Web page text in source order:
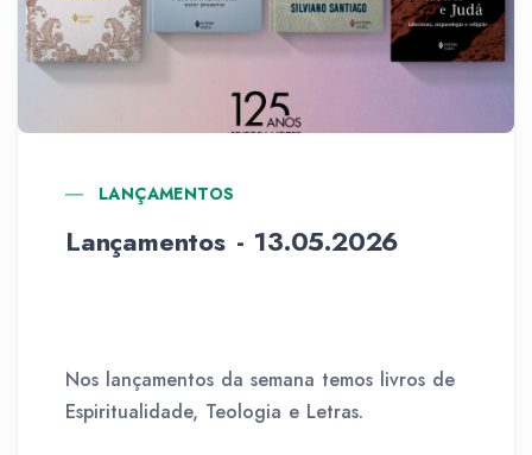
LANÇAMENTOS
Lançamentos - 13.05.2026
Nos lançamentos da semana temos livros de
Espiritualidade, Teologia e Letras.